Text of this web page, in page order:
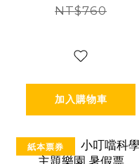
NT$760
加入購物車
紙本票券